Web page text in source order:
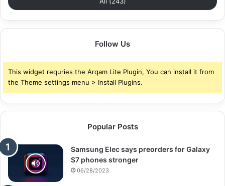
Follow Us
This widget requries the Arqam Lite Plugin, You can install it from
the Theme settings menu > Install Plugins.
Popular Posts
Samsung Elec says preorders for Galaxy
S7 phones stronger
06/28/2023